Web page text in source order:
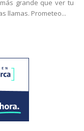
grande que ver tu
llamas. Prometeo...